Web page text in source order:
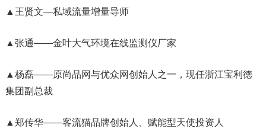
▲王贤文—私域流量增量导师
▲张通——金叶大气环境在线监测仪厂家
▲杨磊——原尚品网与优众网创始人之一，现任浙江宝利徳
集团副总裁
▲郑传华——客流猫品牌创始人、赋能型天使投资人